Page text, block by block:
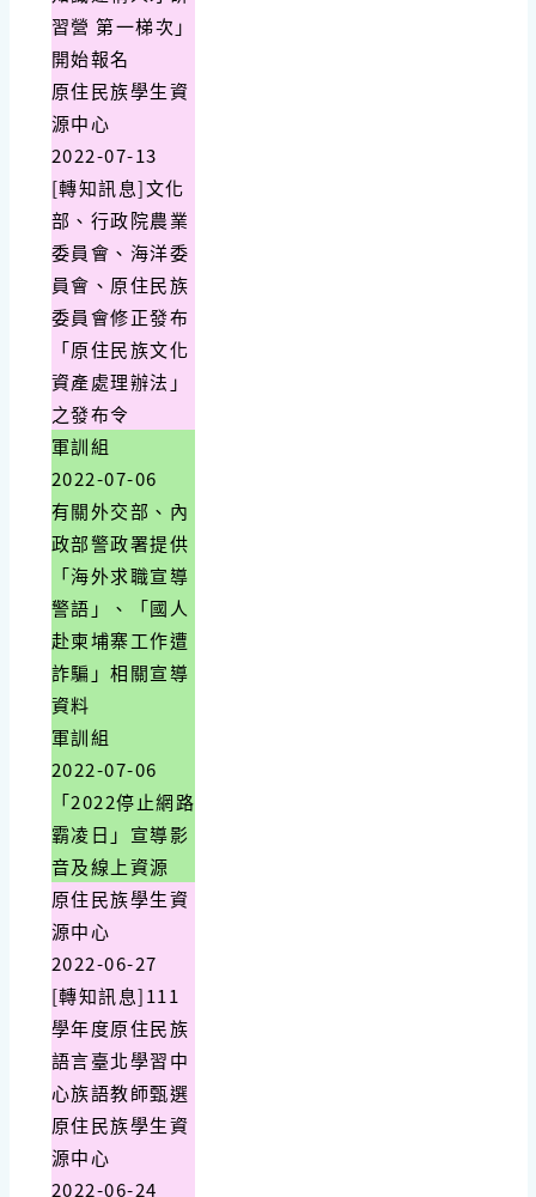
習營 第一梯次」
開始報名
原住民族學生資
源中心
2022-07-13
[轉知訊息]文化
部、行政院農業
委員會、海洋委
員會、原住民族
委員會修正發布
「原住民族文化
資產處理辦法」
之發布令
軍訓組
2022-07-06
有關外交部、內
政部警政署提供
「海外求職宣導
警語」、「國人
赴柬埔寨工作遭
詐騙」相關宣導
資料
軍訓組
2022-07-06
「2022停止網路
霸凌日」宣導影
音及線上資源
原住民族學生資
源中心
2022-06-27
[轉知訊息]111
學年度原住民族
語言臺北學習中
心族語教師甄選
原住民族學生資
源中心
2022-06-24